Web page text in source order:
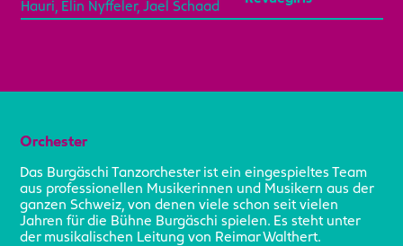
Hauri, Elin Nyffeler, Jael Schaad
Orchester
Das Burgäschi Tanzorchester ist ein eingespieltes Team
aus professionellen Musikerinnen und Musikern aus der
ganzen Schweiz, von denen viele schon seit vielen
Jahren für die Bühne Burgäschi spielen. Es steht unter
der musikalischen Leitung von Reimar Walthert.